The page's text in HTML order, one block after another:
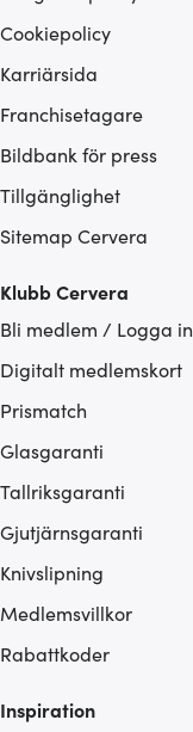
Cookiepolicy
Karriärsida
Franchisetagare
Bildbank för press
Tillgänglighet
Sitemap Cervera
Klubb Cervera
Bli medlem / Logga in
Digitalt medlemskort
Prismatch
Glasgaranti
Tallriksgaranti
Gjutjärnsgaranti
Knivslipning
Medlemsvillkor
Rabattkoder
Inspiration